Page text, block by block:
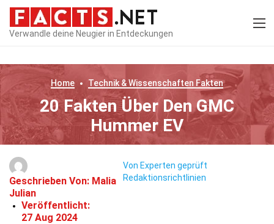
Verwandle deine Neugier in Entdeckungen
Home Technik & Wissenschaften Fakten
20 Fakten Über Den GMC
Hummer EV
Geschrieben Von: Malia
Julian
Veröffentlicht:
27 Aug 2024
Von Experten geprüft
Redaktionsrichtlinien